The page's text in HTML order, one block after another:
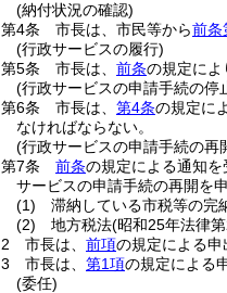
(納付状況の確認)
第4条
市長は、市民等から前条
(行政サービスの履行)
第5条
市長は、 前条の規定によ
(行政サービスの申請手続の停
第6条
市長は、 第4条の規定に
なければならない。
(行政サービスの申請手続の再
第7条
前条の規定による通知
サービスの申請手続の再開を
(1)
滞納している市税等の完
(2)
地方税法(昭和25年法律
2
市長は、 前項の規定による申
3
市長は、 第1項の規定による
(委任)